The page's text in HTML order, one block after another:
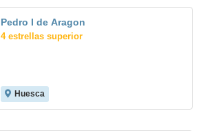
Pedro I de Aragon
4 estrellas superior
Huesca